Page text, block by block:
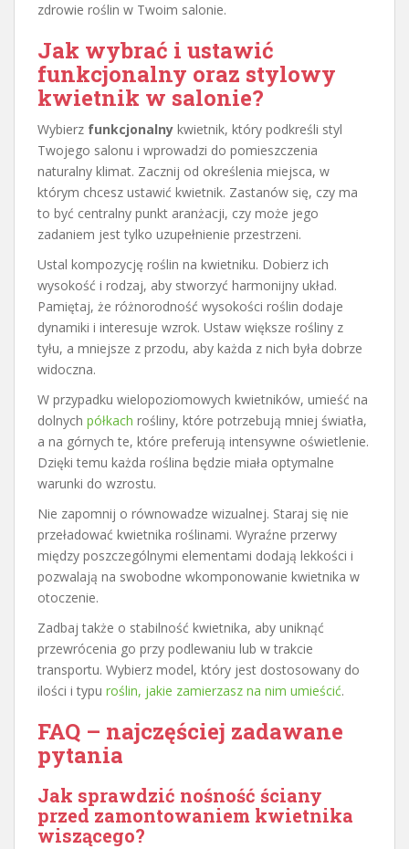
zdrowie roślin w Twoim salonie.
Jak wybrać i ustawić
funkcjonalny oraz stylowy
kwietnik w salonie?
Wybierz funkcjonalny kwietnik, który podkreśli styl
Twojego salonu i wprowadzi do pomieszczenia
naturalny klimat. Zacznij od określenia miejsca, w
którym chcesz ustawić kwietnik. Zastanów się, czy ma
to być centralny punkt aranżacji, czy może jego
zadaniem jest tylko uzupełnienie przestrzeni.
Ustal kompozycję roślin na kwietniku. Dobierz ich
wysokość i rodzaj, aby stworzyć harmonijny układ.
Pamiętaj, że różnorodność wysokości roślin dodaje
dynamiki i interesuje wzrok. Ustaw większe rośliny z
tyłu, a mniejsze z przodu, aby każda z nich była dobrze
widoczna.
W przypadku wielopoziomowych kwietników, umieść na
dolnych półkach rośliny, które potrzebują mniej światła,
a na górnych te, które preferują intensywne oświetlenie.
Dzięki temu każda roślina będzie miała optymalne
warunki do wzrostu.
Nie zapomnij o równowadze wizualnej. Staraj się nie
przeładować kwietnika roślinami. Wyraźne przerwy
między poszczególnymi elementami dodają lekkości i
pozwalają na swobodne wkomponowanie kwietnika w
otoczenie.
Zadbaj także o stabilność kwietnika, aby uniknąć
przewrócenia go przy podlewaniu lub w trakcie
transportu. Wybierz model, który jest dostosowany do
ilości i typu roślin, jakie zamierzasz na nim umieścić.
FAQ – najczęściej zadawane
pytania
Jak sprawdzić nośność ściany
przed zamontowaniem kwietnika
wiszącego?